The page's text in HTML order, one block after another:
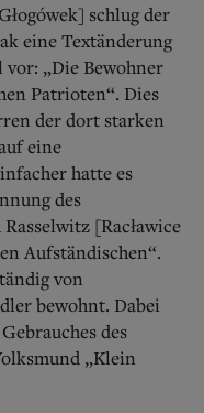
schlug der
eine Textänderung
„Die Bewohner
Patrioten“. Dies
der dort starken
eine
hatte es
des
[Racławice
Aufständischen“.
von
bewohnt. Dabei
des
„Klein